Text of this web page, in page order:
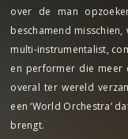
over de man
beschamend
multi-instrumentalist,
en performer die meer
overal ter wereld
een ‘World Orchestra’
brengt.